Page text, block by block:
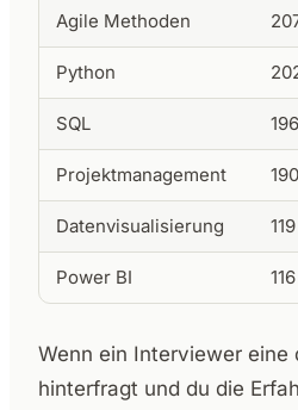
Agile Methoden
Python
SQL 196
Projektmanagement 190
Datenvisualisierung 119
Power BI 116
Wenn ein Interviewer eine
hinterfragt und du die